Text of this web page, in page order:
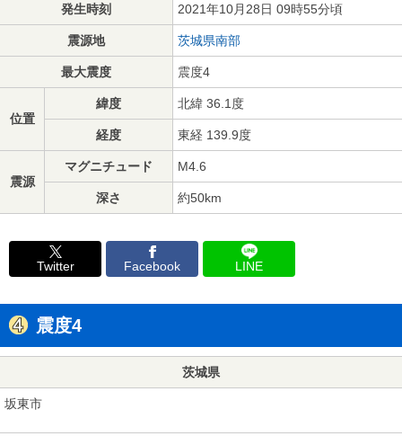
発生時刻 2021年10月28日 09時55分頃
震源地 茨城県南部
最大震度 震度4
位置
緯度 北緯 36.1度
経度 東経 139.9度
震源
マグニチュード M4.6
深さ 約50km
Twitter Facebook LINE
震度4
茨城県
坂東市